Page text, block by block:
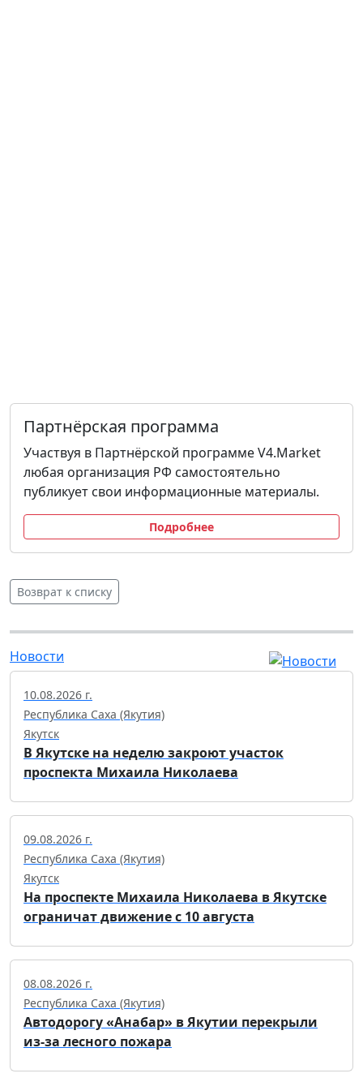
Партнёрская программа
Участвуя в Партнёрской программе V4.Market
любая организация РФ самостоятельно
публикует свои информационные материалы.
Подробнее
Возврат к списку
Новости
10.08.2026 г.
Республика Саха (Якутия)
Якутск
В Якутске на неделю закроют участок
проспекта Михаила Николаева
09.08.2026 г.
Республика Саха (Якутия)
Якутск
На проспекте Михаила Николаева в Якутске
ограничат движение с 10 августа
08.08.2026 г.
Республика Саха (Якутия)
Автодорогу «Анабар» в Якутии перекрыли
из-за лесного пожара